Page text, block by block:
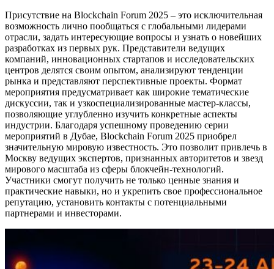
Присутствие на Blockchain Forum 2025 – это исключительная
возможность лично пообщаться с глобальными лидерами
отрасли, задать интересующие вопросы и узнать о новейших
разработках из первых рук. Представители ведущих
компаний, инновационных стартапов и исследовательских
центров делятся своим опытом, анализируют тенденции
рынка и представляют перспективные проекты. Формат
мероприятия предусматривает как широкие тематические
дискуссии, так и узкоспециализированные мастер-классы,
позволяющие углубленно изучить конкретные аспекты
индустрии. Благодаря успешному проведению серии
мероприятий в Дубае, Blockchain Forum 2025 приобрел
значительную мировую известность. Это позволит привлечь в
Москву ведущих экспертов, признанных авторитетов и звезд
мирового масштаба из сферы блокчейн-технологий.
Участники смогут получить не только ценные знания и
практические навыки, но и укрепить свое профессиональное
репутацию, установить контакты с потенциальными
партнерами и инвесторами.